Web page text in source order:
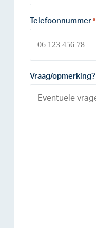
Telefoonnummer *
Vraag/opmerking?